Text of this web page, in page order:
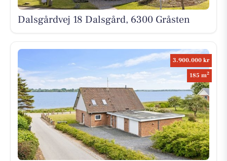
Dalsgårdvej 18 Dalsgård, 6300 Gråsten
3.900.000 kr
185 m2